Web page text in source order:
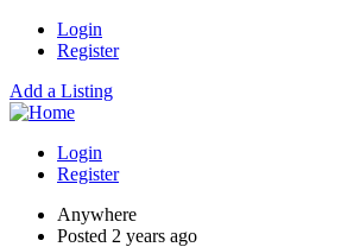
Login
Register
Add a Listing
Login
Register
Anywhere
Posted 2 years ago